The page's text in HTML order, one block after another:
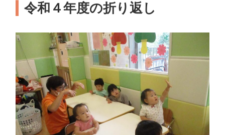
令和４年度の折り返し